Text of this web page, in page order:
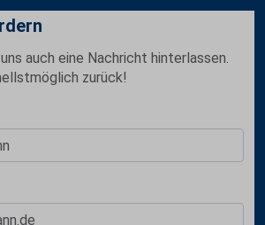
auch eine Nachricht hinterlassen.
zurück!